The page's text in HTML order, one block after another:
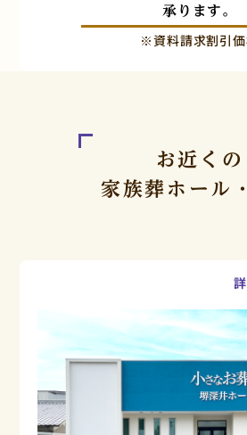
承ります。
※資料請求割引
お近くの
家族葬ホール